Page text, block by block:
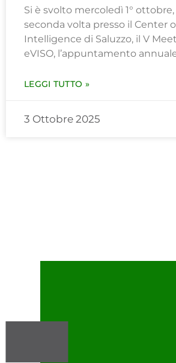
Si è svolto mercoledì 1° ottobre,
seconda volta presso il Center
Intelligence di Saluzzo, il V
eVISO, l’appuntamento
LEGGI TUTTO »
3 Ottobre 2025